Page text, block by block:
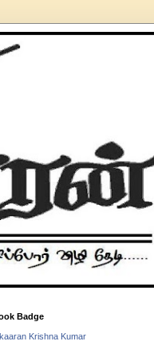
Badge
Krishna Kumar